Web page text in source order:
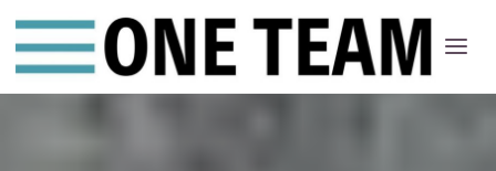
ちー
む